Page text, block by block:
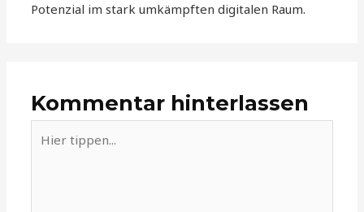
Potenzial im stark umkämpften digitalen Raum.
Kommentar hinterlassen
tippen...